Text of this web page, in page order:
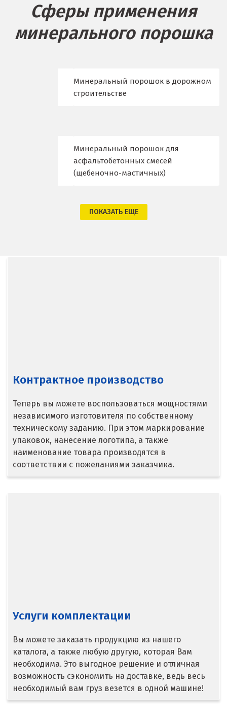
Берёзовский
Бисерть
Верхний Уфалей
Верхняя Пышма
Дмитров
Долгопрудный
Домодедово
Дубна
Жуковский
И
Иваново
Ивантеевка
Ижевск
Сферы применения
минерального порошка
Минеральный порошок в дорожном
строительстве
Минеральный порошок для
асфальтобетонных смесей
(щебеночно-мастичных)
ПОКАЗАТЬ ЕЩЕ
Контрактное производство
Теперь вы можете воспользоваться мощностями
независимого изготовителя по собственному
техническому заданию. При этом маркирование
упаковок, нанесение логотипа, а также
наименование товара производятся в
соответствии с пожеланиями заказчика.
Услуги комплектации
Вы можете заказать продукцию из нашего
каталога, а также любую другую, которая Вам
необходима. Это выгодное решение и отличная
возможность сэкономить на доставке, ведь весь
необходимый вам груз везется в одной машине!